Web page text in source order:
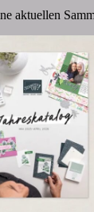
aktuellen